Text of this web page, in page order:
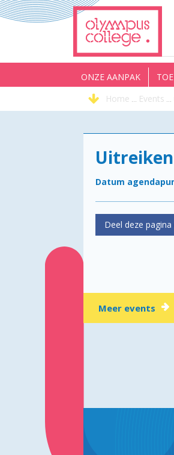
ONZE AANPAK
Home ... Events ...
Datum
Meer events